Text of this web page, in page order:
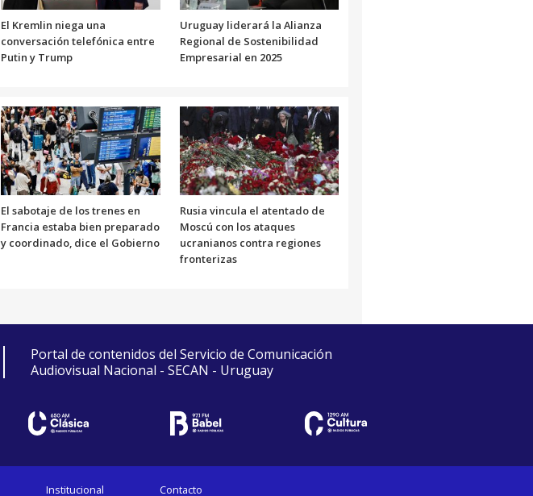
El Kremlin niega una
conversación telefónica entre
Putin y Trump
Uruguay liderará la Alianza
Regional de Sostenibilidad
Empresarial en 2025
El sabotaje de los trenes en
Francia estaba bien preparado
y coordinado, dice el Gobierno
Rusia vincula el atentado de
Moscú con los ataques
ucranianos contra regiones
fronterizas
Portal de contenidos del Servicio de Comunicación
Audiovisual Nacional - SECAN - Uruguay
Institucional Contacto